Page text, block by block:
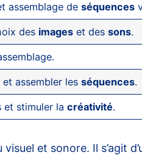
assemblage deséquences
des images et dessons.
et assembler lesséquences.
et stimuler lacréativité.
et sonore. Il s’agit